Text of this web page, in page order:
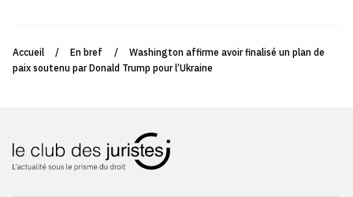
Accueil / En bref /
Washington affirme avoir finalisé un plan de
paix soutenu par Donald Trump pour l’Ukraine